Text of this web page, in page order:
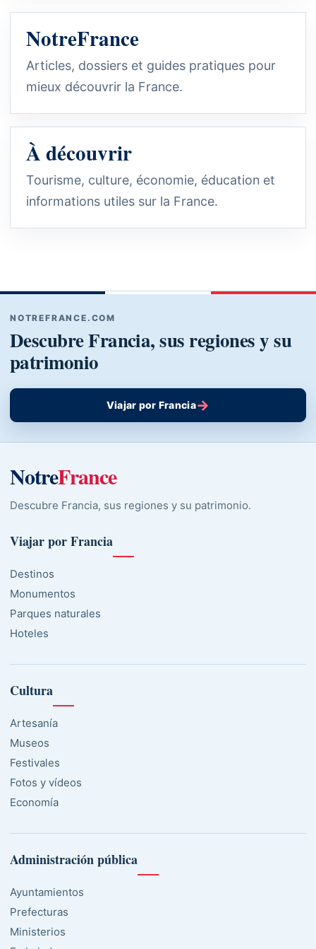
NotreFrance
Articles, dossiers et guides pratiques pour
mieux découvrir la France.
À découvrir
Tourisme, culture, économie, éducation et
informations utiles sur la France.
NOTREFRANCE.COM
Descubre Francia, sus regiones y su
patrimonio
Viajar por Francia→
NotreFrance
Descubre Francia, sus regiones y su patrimonio.
Viajar por Francia
Destinos
Monumentos
Parques naturales
Hoteles
Cultura
Artesanía
Museos
Festivales
Fotos y vídeos
Economía
Administración pública
Ayuntamientos
Prefecturas
Ministerios